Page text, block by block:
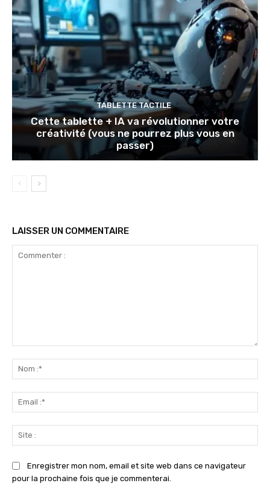
TABLETTE TACTILE
Cette tablette + IA va révolutionner votre
créativité (vous ne pourrez plus vous en
passer)
LAISSER UN COMMENTAIRE
:*
:*
:
Enregistrer mon nom, email et site web dans ce navigateur
pour la prochaine fois que je commenterai.